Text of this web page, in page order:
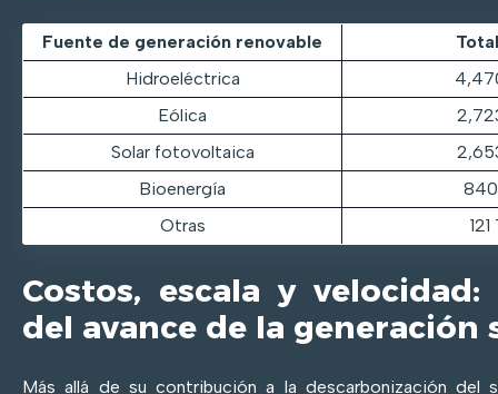
Fuente de generación renovable
Hidroeléctrica
Eólica
Solar fotovoltaica
Bioenergía
Otras
Costos, escala y velocidad:
del avance de la generación
Más allá de su contribución a la descarbonización del